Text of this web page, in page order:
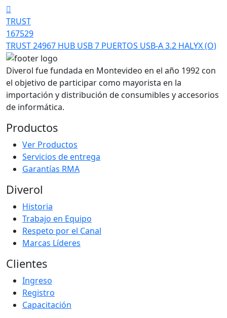
TRUST
167529
TRUST 24967 HUB USB 7 PUERTOS USB-A 3.2 HALYX (O)
Diverol fue fundada en Montevideo en el año 1992 con
el objetivo de participar como mayorista en la
importación y distribución de consumibles y accesorios
de informática.
Productos
Ver Productos
Servicios de entrega
Garantías RMA
Diverol
Historia
Trabajo en Equipo
Respeto por el Canal
Marcas Líderes
Clientes
Ingreso
Registro
Capacitación